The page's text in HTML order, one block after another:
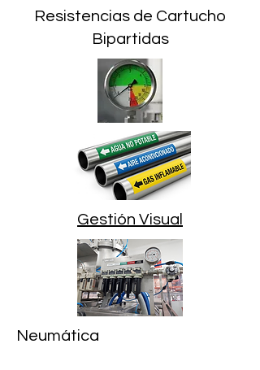
Resistencias de Cartucho
Bipartidas
Gestión Visual
Neumática